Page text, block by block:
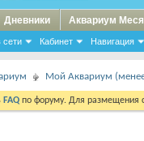
сети Кабинет Навигация
Дневники Аквариум
Мой Аквариум
FAQ по форуму. Для размещения